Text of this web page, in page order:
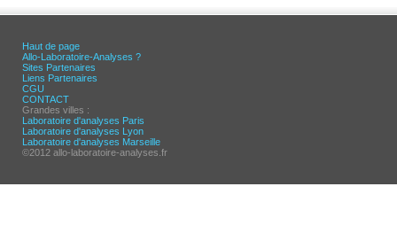
Haut de page
Allo-Laboratoire-Analyses ?
Sites Partenaires
Liens Partenaires
CGU
CONTACT
Grandes villes :
Laboratoire d'analyses Paris
Laboratoire d'analyses Lyon
Laboratoire d'analyses Marseille
©2012 allo-laboratoire-analyses.fr